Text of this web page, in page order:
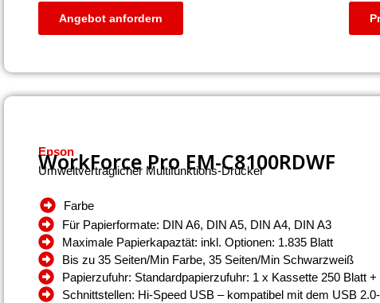
Angebot anfordern
Epson
WorkForce Pro EM-C8100RDWF
Umweltverträglicher Multifunktions-Drucker
Farbe
Für Papierformate: DIN A6, DIN A5, DIN A4, DIN A3
Maximale Papierkapaztät: inkl. Optionen: 1.835 Blatt
Bis zu 35 Seiten/Min Farbe, 35 Seiten/Min Schwarzweiß
Papierzufuhr: Standardpapierzufuhr: 1 x Kassette 250 Blatt
Schnittstellen: Hi-Speed USB – kompatibel mit dem USB